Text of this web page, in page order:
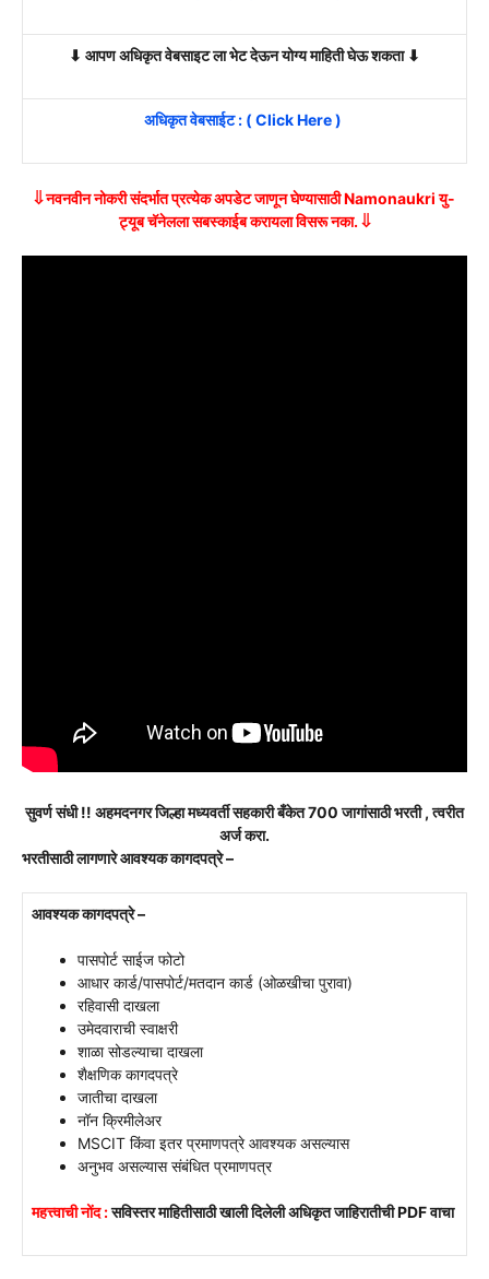
⬇ आपण अधिकृत वेबसाइट ला भेट देऊन योग्य माहिती घेऊ शकता ⬇
अधिकृत वेबसाईट : ( Click Here )
⇓ नवनवीन नोकरी संदर्भात प्रत्येक अपडेट जाणून घेण्यासाठी Namonaukri यु-
ट्यूब चॅनेलला सबस्काईब करायला विसरू नका. ⇓
सुवर्ण संधी !! अहमदनगर जिल्हा मध्यवर्ती सहकारी बँकेत 700 जागांसाठी भरती , त्वरीत
अर्ज करा.
भरतीसाठी लागणारे आवश्यक कागदपत्रे –
आवश्यक कागदपत्रे –
पासपोर्ट साईज फोटो
आधार कार्ड/पासपोर्ट/मतदान कार्ड (ओळखीचा पुरावा)
रहिवासी दाखला
उमेदवाराची स्वाक्षरी
शाळा सोडल्याचा दाखला
शैक्षणिक कागदपत्रे
जातीचा दाखला
नॉन क्रिमीलेअर
MSCIT किंवा इतर प्रमाणपत्रे आवश्यक असल्यास
अनुभव असल्यास संबंधित प्रमाणपत्र
महत्त्वाची नोंद :सविस्तर माहितीसाठी खाली दिलेली अधिकृत जाहिरातीची PDF वाचा